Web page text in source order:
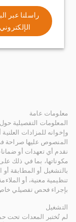
راسلنا عبر
الإلكتروني
معلومات عامة
المعلومات التفصيلية
وإخوانه للمزادات
المنصوص عليها صراحة
نقدم أي تعهدات أو
مكوناتها، بما في ذلك
بالتشغيل أو المطابقة أو
تنظيمية معنية، أو
بإجراء فحص تفصيلي
التشغيل
لم تُختبر المعدات تحت